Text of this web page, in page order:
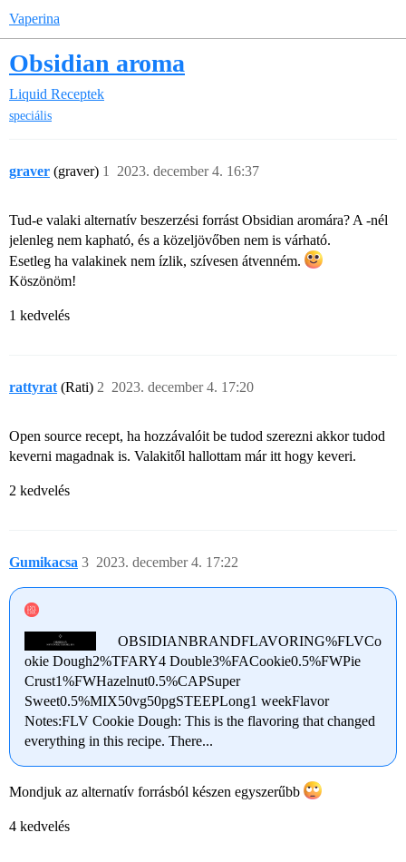
Vaperina
Obsidian aroma
Liquid Receptek
speciális
graver (graver) 2023. december 4. 16:37
1
Tud-e valaki alternatív beszerzési forrást Obsidian aromára? A -nél
jelenleg nem kapható, és a közeljövőben nem is várható.
Esetleg ha valakinek nem ízlik, szívesen átvenném.
Köszönöm!
1 kedvelés
rattyrat (Rati) 2023. december 4. 17:20
2
Open source recept, ha hozzávalóit be tudod szerezni akkor tudod
keverni magadnak is. Valakitől hallottam már itt hogy keveri.
2 kedvelés
Gumikacsa 2023. december 4. 17:22
3
OBSIDIANBRANDFLAVORING%FLVCo
okie Dough2%TFARY4 Double3%FACookie0.5%FWPie
Crust1%FWHazelnut0.5%CAPSuper
Sweet0.5%MIX50vg50pgSTEEPLong1 weekFlavor
Notes:FLV Cookie Dough: This is the flavoring that changed
everything in this recipe. There...
Mondjuk az alternatív forrásból készen egyszerűbb
4 kedvelés